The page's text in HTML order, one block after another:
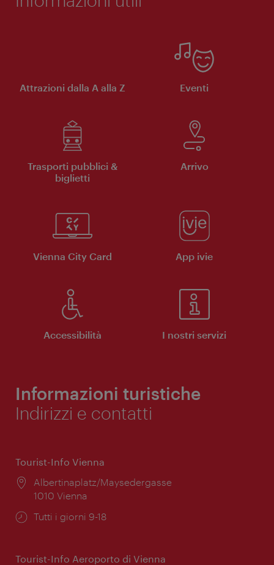
Attrazioni dalla A alla Z Eventi
Trasporti pubblici &
biglietti
Arrivo
Vienna City Card App ivie
Accessibilità I nostri servizi
Informazioni turistiche
Indirizzi e contatti
Tourist-Info Vienna
Posizione:
Albertinaplatz/Maysedergasse
1010 Vienna
Orari
Tutti i giorni 9-18
Tourist-Info Aeroporto di Vienna